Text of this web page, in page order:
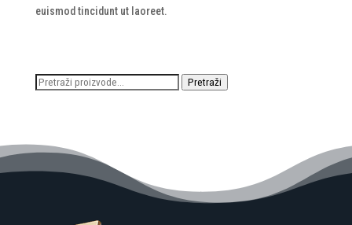
euismod tincidunt ut laoreet.
Pretraži: Pretraži